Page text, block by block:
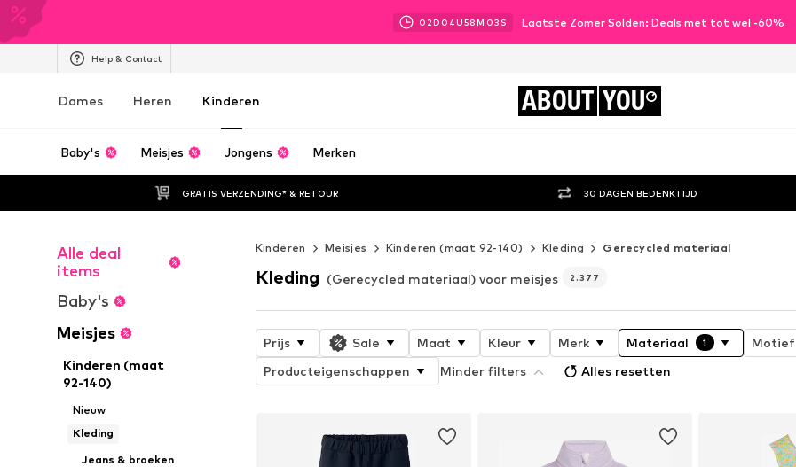
02D 04U58M 00 S Laatste Zomer Solden: Deals met tot wel -60%
Help & Contact
Dames Heren Kinderen ABOUT YOU
Baby's Meisjes Jongens Merken
GRATIS VERZENDING* & RETOUR 30 DAGEN BEDENKTIJD
Alle deal
items
Baby's
Meisjes
Kinderen (maat
92-140)
Nieuw
Kleding
Jeans & broeken
Kinderen Meisjes Kinderen (maat 92-140) Kleding Gerecycled materiaal
Kleding (Gerecycled materiaal) voor meisjes 2.377
Prijs Sale Maat Kleur Merk Materiaal 1 Motief
Producteigenschappen
Minder filters Alles resetten